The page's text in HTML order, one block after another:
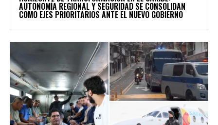
AUTONOMÍA REGIONAL Y SEGURIDAD SE CONSOLIDAN
COMO EJES PRIORITARIOS ANTE EL NUEVO GOBIERNO